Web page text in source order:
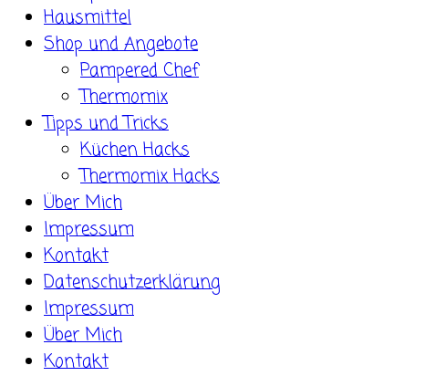
Hausmittel
Shop und Angebote
Pampered Chef
Thermomix
Tipps und Tricks
Küchen Hacks
Thermomix Hacks
Über Mich
Impressum
Kontakt
Datenschutzerklärung
Impressum
Über Mich
Kontakt